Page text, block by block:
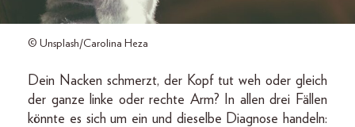
© Unsplash/Carolina Heza
Dein Nacken schmerzt, der Kopf tut weh oder gleich
der ganze linke oder rechte Arm? In allen drei Fällen
könnte es sich um ein und dieselbe Diagnose handeln: